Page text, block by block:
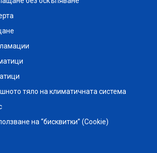
тяло на климатичната система
на “бисквитки” (Cookie)